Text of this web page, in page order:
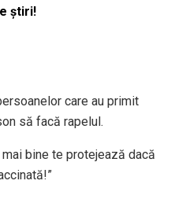
știri!
care au primit
să facă rapelul.
bine te protejează dacă